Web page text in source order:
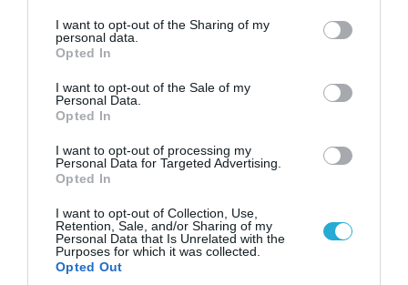
not limited to your visit or usage behaviour. You may click to
grant or deny consent to Google and its third-party tags to
use your data for below specified purposes in below Google
consent section.
I want to opt-out of the Sharing of my
personal data.
Opted In
I want to opt-out of the Sale of my
Personal Data.
Opted In
I want to opt-out of processing my
Personal Data for Targeted Advertising.
Opted In
I want to opt-out of Collection, Use,
Retention, Sale, and/or Sharing of my
Personal Data that Is Unrelated with the
Purposes for which it was collected.
Opted Out
07.08.2026 | 19:02
Απετράπη το εγχείρημα Ουκρανών για
αντεπίθεση στο Κολομίγτσι: Δείτε το πριν & το
μετά της προσπάθειάς τους (βίντεο)